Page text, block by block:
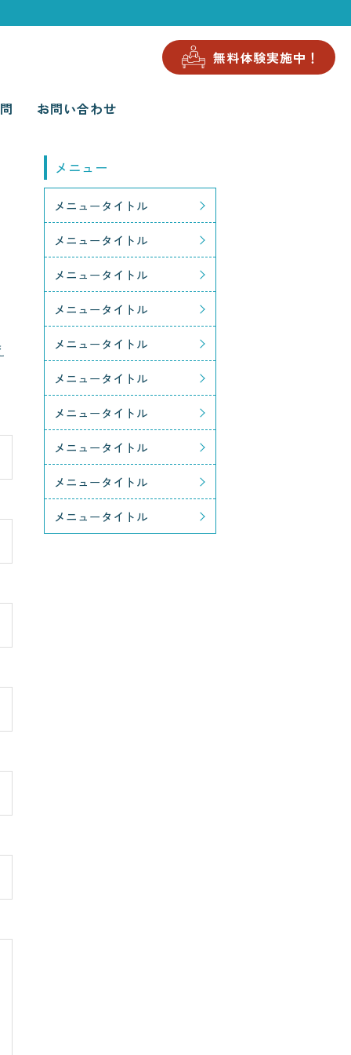
無料体験実施中！
お問い合わせ
メニュー
メニュータイトル
メニュータイトル
メニュータイトル
メニュータイトル
メニュータイトル
メニュータイトル
メニュータイトル
メニュータイトル
メニュータイトル
メニュータイトル